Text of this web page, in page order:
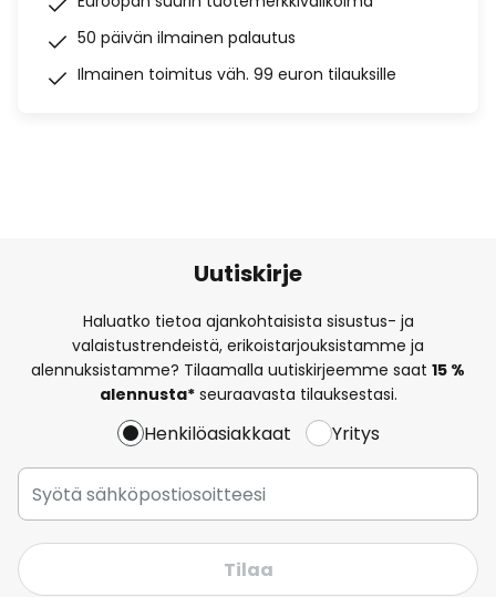
50 päivän ilmainen palautus
Ilmainen toimitus väh. 99 euron tilauksille
Uutiskirje
Haluatko tietoa ajankohtaisista sisustus- ja
valaistustrendeistä, erikoistarjouksistamme ja
alennuksistamme? Tilaamalla uutiskirjeemme saat 15 %
alennusta*seuraavasta tilauksestasi.
Henkilöasiakkaat Yritys
Tilaa